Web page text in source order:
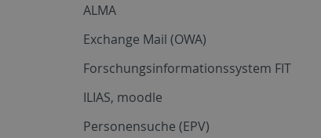
ALMA
Exchange Mail (OWA)
Forschungsinformationssystem FIT
ILIAS, moodle
Personensuche (EPV)